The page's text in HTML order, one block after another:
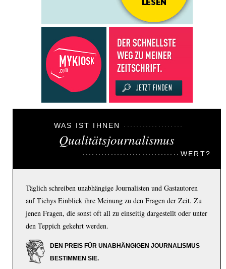
WAS IST IHNEN
Qualitätsjournalismus
WERT?
Täglich schreiben unabhängige Journalisten und Gastautoren
auf Tichys Einblick ihre Meinung zu den Fragen der Zeit. Zu
jenen Fragen, die sonst oft all zu einseitig dargestellt oder unter
den Teppich gekehrt werden.
DEN PREIS FÜR UNABHÄNGIGEN JOURNALISMUS
BESTIMMEN SIE.